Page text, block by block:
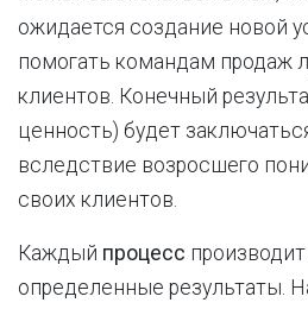
ожидается создание новой
помогать командам продаж
клиентов. Конечный
ценность) будет
вследствие возросшего
своих клиентов.
Каждый процесс
определенные результаты.